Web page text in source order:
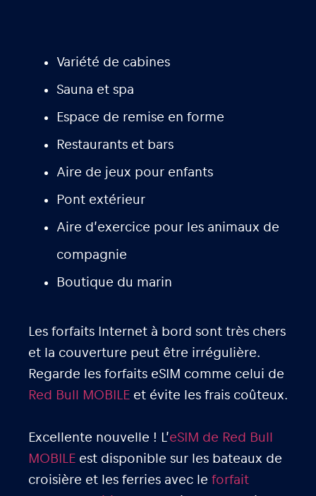
Variété de cabines
Sauna et spa
Espace de remise en forme
Restaurants et bars
Aire de jeux pour enfants
Pont extérieur
Aire d’exercice pour les animaux de
compagnie
Boutique du marin
Les forfaits Internet à bord sont très chers
et la couverture peut être irrégulière.
Regarde les forfaits eSIM comme celui de
Red Bull MOBILE et évite les frais coûteux.
Excellente nouvelle ! L’eSIM de Red Bull
MOBILE est disponible sur les bateaux de
croisière et les ferries avec le forfait